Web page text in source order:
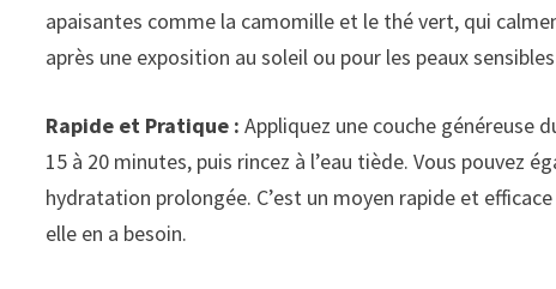
apaisantes comme la camomille et le thé vert, qui
après une exposition au soleil ou pour les peaux
Rapide et Pratique : Appliquez une couche généreuse
15 à 20 minutes, puis rincez à l’eau tiède. Vous pouvez
hydratation prolongée. C’est un moyen rapide et
elle en a besoin.